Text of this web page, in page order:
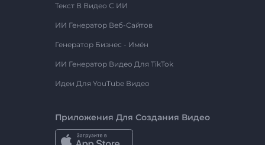
Текст В Видео С ИИ
ИИ Генератор Веб-Сайтов
Генератор Бизнес - Имён
ИИ Генератор Видео Для TikTok
Идеи Для YouTube Видео
Приложения Для Создания Видео